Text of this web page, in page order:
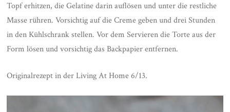
Topf erhitzen, die Gelatine darin auflösen und unter die restliche
Masse rühren. Vorsichtig auf die Creme geben und drei Stunden
in den Kühlschrank stellen. Vor dem Servieren die Torte aus der
Form lösen und vorsichtig das Backpapier entfernen.
Originalrezept in der Living At Home 6/13.